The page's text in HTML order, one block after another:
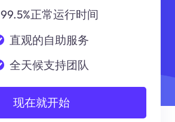
99.5%正常运行时间
直观的自助服务
全天候支持团队
现在就开始